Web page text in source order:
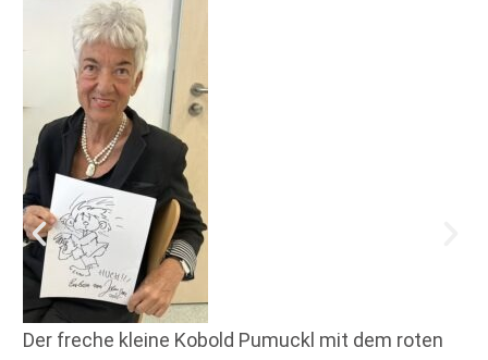
Der freche kleine Kobold Pumuckl mit dem roten